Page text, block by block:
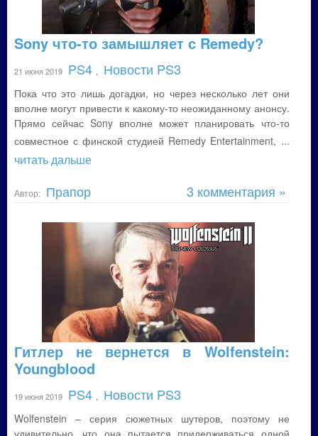
Sony что-то замышляет с Remedy?
21 июня 2019 PS4 Новости PS3
Пока что это лишь догадки, но через несколько лет они
вполне могут привести к какому-то неожиданному анонсу.
Прямо сейчас Sony вполне может планировать что-то
совместное с финской студией Remedy Entertainment, ...
читать дальше
Автор: Прапор 3 комментария »
Гитлер не вернется в Wolfenstein:
Youngblood
19 июня 2019 PS4 Новости PS3
Wolfenstein – серия сюжетных шутеров, поэтому не
удивительно, что она пытается придерживаться одной